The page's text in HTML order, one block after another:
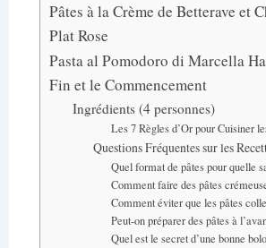
Pâtes à la Crème de Betterave et
Plat Rose
Pasta al Pomodoro di Marcella
Fin et le Commencement
Ingrédients (4 personnes)
Les 7 Règles d’Or pour Cuisiner
Questions Fréquentes sur les
Quel format de pâtes pour quelle
Comment faire des pâtes
Comment éviter que les pâtes
Peut-on préparer des pâtes à
Quel est le secret d’une bonne